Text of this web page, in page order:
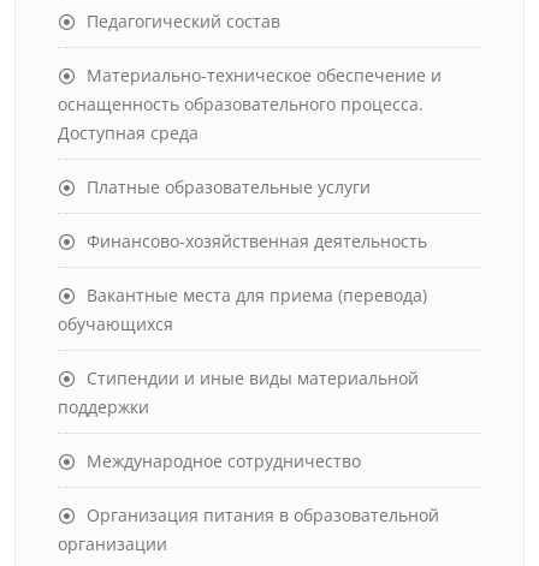
Педагогический состав
Материально-техническое обеспечение и
оснащенность образовательного процесса.
Доступная среда
Платные образовательные услуги
Финансово-хозяйственная деятельность
Вакантные места для приема (перевода)
обучающихся
Стипендии и иные виды материальной
поддержки
Международное сотрудничество
Организация питания в образовательной
организации